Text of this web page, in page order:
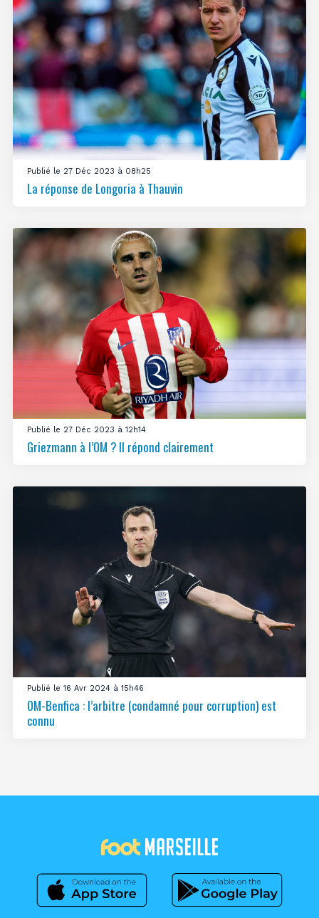
Publié le 27 Déc 2023 à 08h25
La réponse de Longoria à Thauvin
Publié le 27 Déc 2023 à 12h14
Griezmann à l’OM ? Il répond clairement
Publié le 16 Avr 2024 à 15h46
OM-Benfica : l’arbitre (condamné pour corruption) est
connu